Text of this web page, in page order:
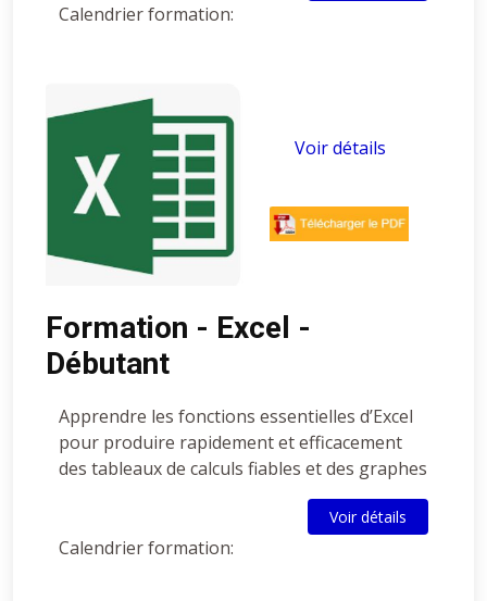
Calendrier formation:
Voir détails
Formation - Excel -
Débutant
Apprendre les fonctions essentielles d’Excel
pour produire rapidement et efficacement
des tableaux de calculs fiables et des graphes
Voir détails
Calendrier formation: